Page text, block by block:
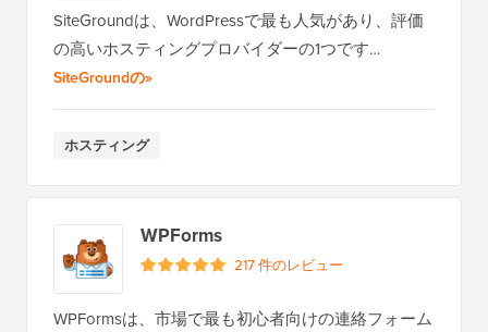
SiteGroundは、WordPressで最も人気があり、評価
の高いホスティングプロバイダーの1つです…
SiteGroundの全レビューを読む
»
ホスティング
WPForms
217 件のレビュー
WPFormsは、市場で最も初心者向けの連絡フォーム